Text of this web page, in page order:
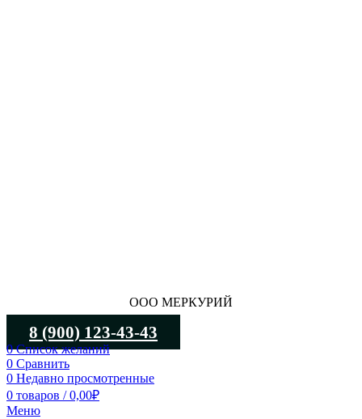
ООО МЕРКУРИЙ
8 (900) 123-43-43
0Список желаний
0 Сравнить
0 Недавно просмотренные
0 товаров / 0,00₽
Меню